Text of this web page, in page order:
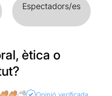
Espectadors/es
ètica o
Opinió verificada